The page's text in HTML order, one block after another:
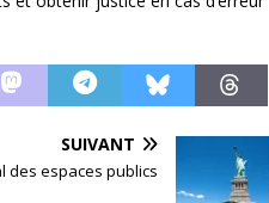
SUIVANT
des espaces publics